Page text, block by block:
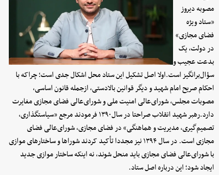
مصوبه دیروز
«ستاد ویژه
فضای مجازی»
در دولت، یک
بدعت عجیب و
سؤال‌برانگیز است.اولا اصل تشکیل این ستاد محل اشکال جدی است؛ چراکه با
احکام صریح امام شهید و دیگر قوانین بالادستی، ازجمله قانون اساسی،
مصوبات مجلس، شورای‌عالی امنیت ملی و شورای‌عالی فضای مجازی مغایرت
دارد.رهبر شهید انقلاب صراحتا در سال۱۳۹۰ فرمودند مرجع «سیاستگذاری،
تصمیم‌گیری، مدیریت و هماهنگی» در فضای مجازی، شورای‌عالی فضای
مجازی است. در سال ۱۳۹۴ نیز مجددا تأکید کردند شوراها و ساختارهای موازی
با شورای‌عالی فضای مجازی باید منحل شوند، نه اینکه ساختار موازی جدید
ایجاد شود؛ این درباره اصل ستاد.